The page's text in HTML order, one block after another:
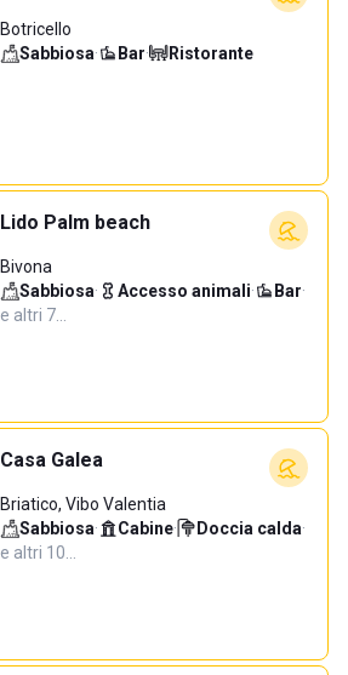
Botricello
Sabbiosa· Bar· Ristorante
Lido Palm beach
Bivona
Sabbiosa· Accesso animali· Bar·
e altri 7…
Casa Galea
Briatico, Vibo Valentia
Sabbiosa· Cabine· Doccia calda·
e altri 10…